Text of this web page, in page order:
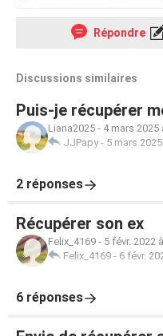
Répondre
Discussions similaires
Puis-je récupérer
Liana2025 - 4 mars 2025
JJPapy- 5 mars
2 réponses
Récupérer son ex
Felix_4169 - 5 févr. 2022
Felix_4169 - 6 févr.
6 réponses